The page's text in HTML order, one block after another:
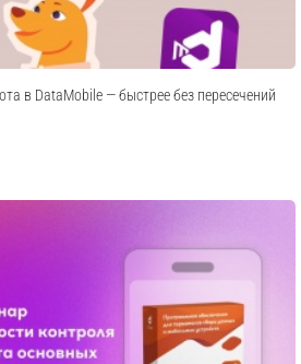
в DataMobile — быстрее без пересечений